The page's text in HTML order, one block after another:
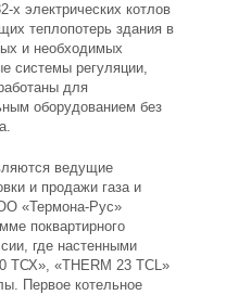
х электрических котлов
теплопотерь здания в
и необходимых
системы регуляции,
для
оборудованием без
ведущие
и продажи газа и
«Термона-Рус»
поквартирного
где настенными
ТСХ», «THERM 23 TCL»
Первое котельное